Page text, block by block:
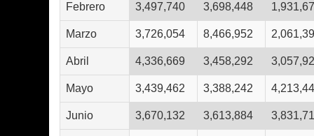
Febrero 3,497,740 3,698,448
Marzo 3,726,054 8,466,952
Abril 4,336,669 3,458,292
Mayo 3,439,462 3,388,242
Junio 3,670,132 3,613,884